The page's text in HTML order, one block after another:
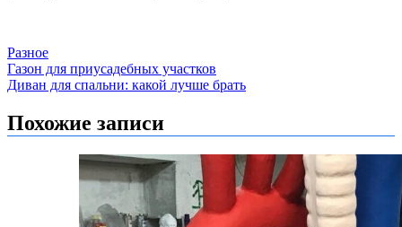
Разное
Навигация
по
записям
Газон для приусадебных участков
Диван для спальни: какой лучше брать
Похожие записи